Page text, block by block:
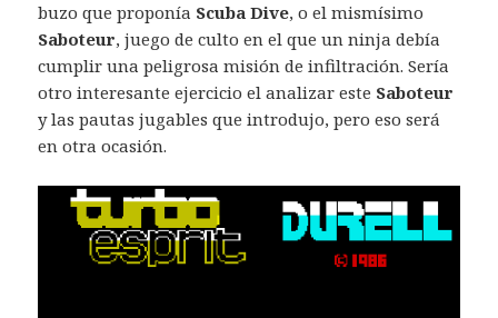
buzo que proponía Scuba Dive, o el mismísimo
Saboteur, juego de culto en el que un ninja debía
cumplir una peligrosa misión de infiltración. Sería
otro interesante ejercicio el analizar este Saboteur
y las pautas jugables que introdujo, pero eso será
en otra ocasión.